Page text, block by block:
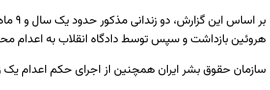
هروئین بازداشت و سپس توسط دادگاه انقلاب به اعدام
سازمان حقوق بشر ایران همچنین از اجرای حکم اعدام یک